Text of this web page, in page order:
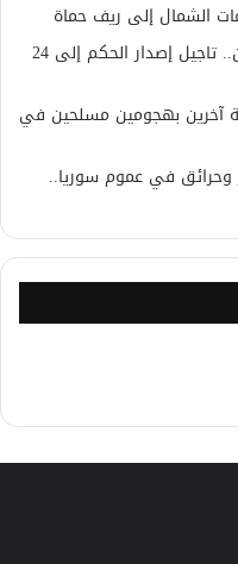
الجلسة الخامسة لمحاكمة احمد حسون.. تاجيل إصدار الحكم إلى 24
آخرين بهجومين مسلحين في
في 18 حادث سير وحرائق في عموم سوريا..